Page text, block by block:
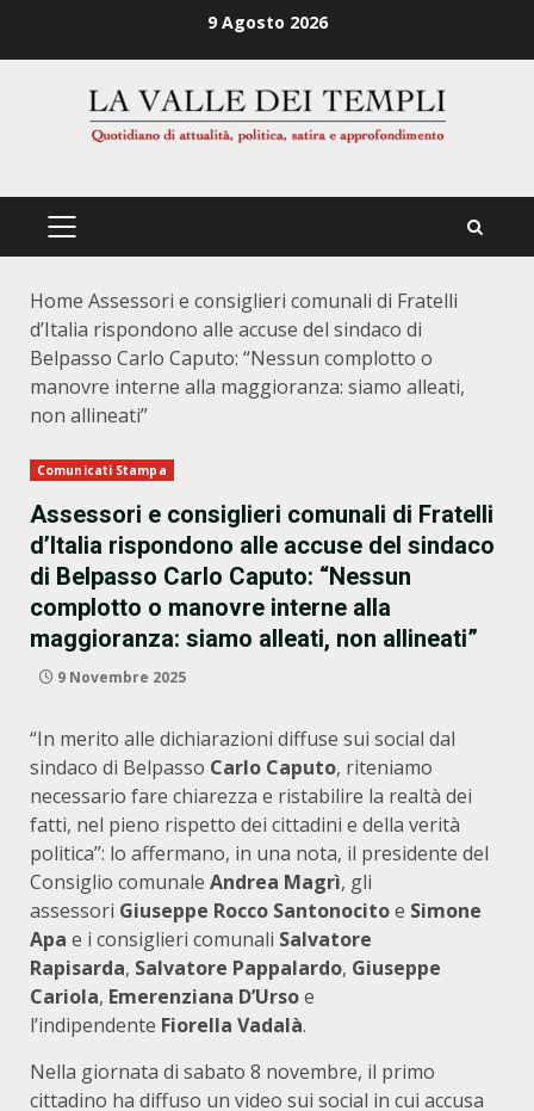
9 Agosto 2026
PRIMÄRES
Home Assessori e consiglieri comunali di Fratelli
d’Italia rispondono alle accuse del sindaco di
Belpasso Carlo Caputo: “Nessun complotto o
manovre interne alla maggioranza: siamo alleati,
non allineati”
Comunicati Stampa
Assessori e consiglieri comunali di Fratelli
d’Italia rispondono alle accuse del sindaco
di Belpasso Carlo Caputo: “Nessun
complotto o manovre interne alla
maggioranza: siamo alleati, non allineati”
9 Novembre 2025
“In merito alle dichiarazioni diffuse sui social dal
sindaco di Belpasso Carlo Caputo, riteniamo
necessario fare chiarezza e ristabilire la realtà dei
fatti, nel pieno rispetto dei cittadini e della verità
politica”: lo affermano, in una nota, il presidente del
Consiglio comunale Andrea Magrì, gli
assessori Giuseppe Rocco Santonocitoe Simone
Apa e i consiglieri comunali Salvatore
Rapisarda, Salvatore Pappalardo, Giuseppe
Cariola, Emerenziana D’Ursoe
l’indipendente Fiorella Vadalà.
Nella giornata di sabato 8 novembre, il primo
cittadino ha diffuso un video sui social in cui accusa